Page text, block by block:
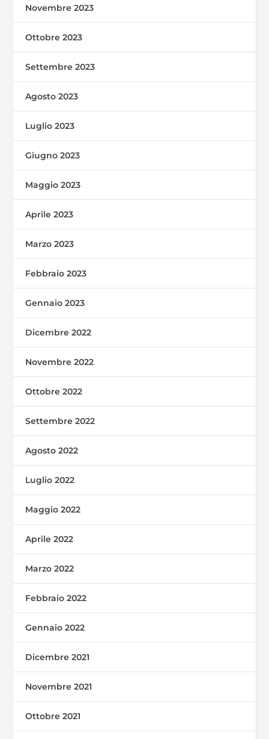
Novembre 2023
Ottobre 2023
Settembre 2023
Agosto 2023
Luglio 2023
Giugno 2023
Maggio 2023
Aprile 2023
Marzo 2023
Febbraio 2023
Gennaio 2023
Dicembre 2022
Novembre 2022
Ottobre 2022
Settembre 2022
Agosto 2022
Luglio 2022
Maggio 2022
Aprile 2022
Marzo 2022
Febbraio 2022
Gennaio 2022
Dicembre 2021
Novembre 2021
Ottobre 2021